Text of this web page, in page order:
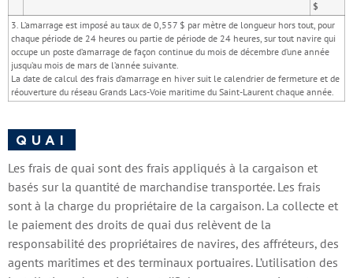
$
3. L’amarrage est imposé au taux de 0,557 $ par mètre de longueur hors tout, pour
chaque période de 24 heures ou partie de période de 24 heures, sur tout navire qui
occupe un poste d’amarrage de façon continue du mois de décembre d’une année
jusqu’au mois de mars de l’année suivante.
La date de calcul des frais d’amarrage en hiver suit le calendrier de fermeture et de
réouverture du réseau Grands Lacs-Voie maritime du Saint-Laurent chaque année.
QUAI
Les frais de quai sont des frais appliqués à la cargaison et
basés sur la quantité de marchandise transportée. Les frais
sont à la charge du propriétaire de la cargaison. La collecte et
le paiement des droits de quai dus relèvent de la
responsabilité des propriétaires de navires, des affréteurs, des
agents maritimes et des terminaux portuaires. L’utilisation des